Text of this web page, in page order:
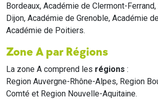
Bordeaux, Académie de Clermont-
Dijon, Académie de Grenoble, Académie
Académie de Poitiers.
Zone A par Régions
La zone A comprend les régions :
Region Auvergne-Rhône-Alpes, Region
Comté et Region Nouvelle-Aquitaine.